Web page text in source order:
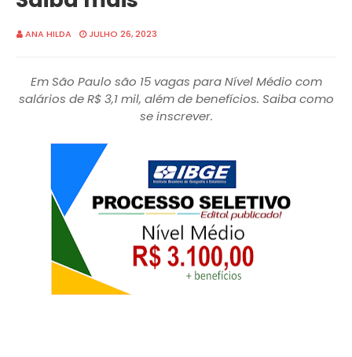
ANA HILDA JULHO 26, 2023
Em São Paulo são 15 vagas para Nível Médio com
salários de R$ 3,1 mil, além de benefícios. Saiba como
se inscrever.